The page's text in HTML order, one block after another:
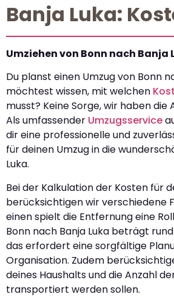
Banja Luka:
Umziehen von Bonn nach Banja
Du planst einen Umzug von Bonn
möchtest wissen, mit welchen
musst? Keine Sorge, wir haben
Als umfassender Umzugsservice
dir eine professionelle und
für deinen Umzug in die
Luka.
Bei der Kalkulation der Kosten für
berücksichtigen wir verschiedene
einen spielt die Entfernung eine
Bonn nach Banja Luka beträgt
das erfordert eine sorgfältige
Organisation. Zudem
deines Haushalts und die Anzahl
transportiert werden sollen.